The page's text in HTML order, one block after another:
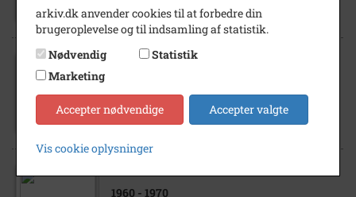
Langholm 1, Skelbæk, 1960´erne
1960 - 1970
arkiv.dk anvender cookies til at forbedre din
brugeroplevelse og til indsamling af statistik.
Nødvendig
Statistik
Marketing
Accepter nødvendige Accepter valgte
Vis cookie oplysninger